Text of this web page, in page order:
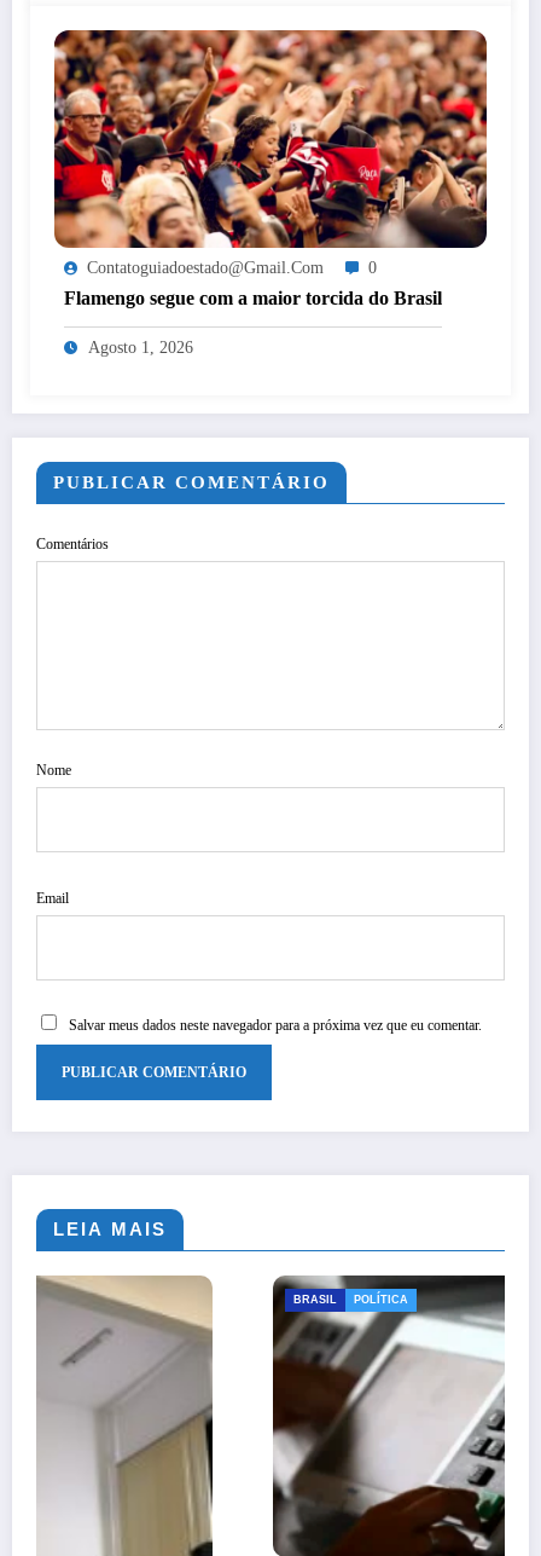
Contatoguiadoestado@gmail.com 0
Flamengo segue com a maior torcida do Brasil
Agosto 1, 2026
PUBLICAR COMENTÁRIO
Comentários
Nome
Email
Salvar meus dados neste navegador para a próxima vez que eu comentar.
LEIA MAIS
BRASIL